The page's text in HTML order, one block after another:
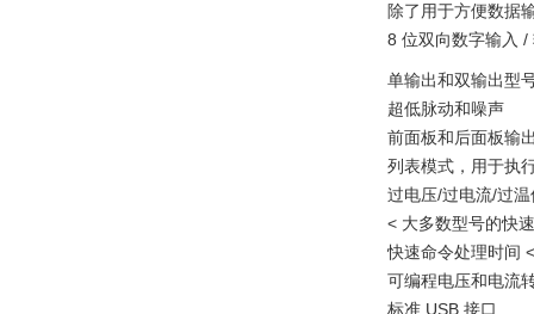
除了用于方便数据
8 位双向数字输入 /
单输出和双输出型
超低脉动和噪声
前面板和后面板输
列表模式，用于执
过电压/过电流/过
< 大多数型号的快
快速命令处理时间
可编程电压和电流
标准 USB 接口